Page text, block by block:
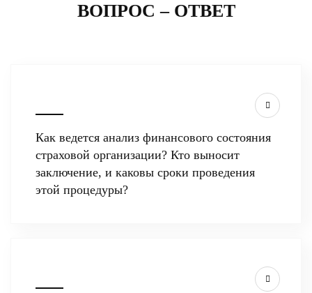
ВОПРОС – ОТВЕТ
Как ведется анализ финансового состояния
страховой организации? Кто выносит
заключение, и каковы сроки проведения
этой процедуры?